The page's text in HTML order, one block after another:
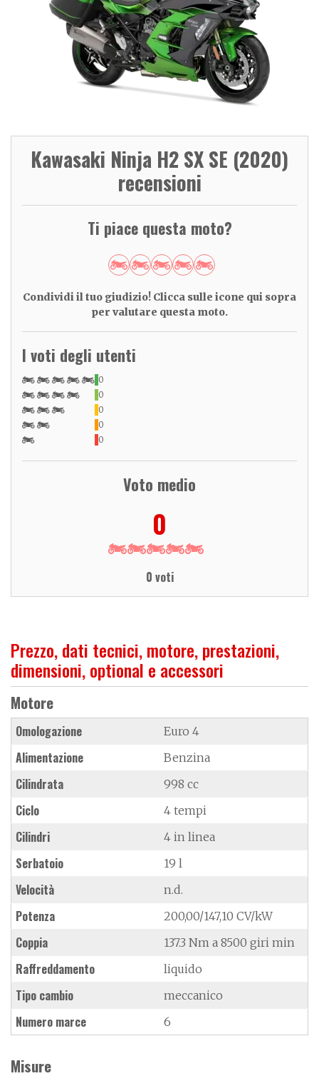
Kawasaki Ninja H2 SX SE (2020)
recensioni
Ti piace questa moto?
Condividi il tuo giudizio! Clicca sulle icone qui sopra
per valutare questa moto.
I voti degli utenti
0
0
0
0
0
Voto medio
0
0 voti
Prezzo, dati tecnici, motore, prestazioni,
dimensioni, optional e accessori
Motore
Omologazione Euro 4
Alimentazione Benzina
Cilindrata 998 cc
Ciclo 4 tempi
Cilindri 4 in linea
Serbatoio 19 l
Velocità n.d.
Potenza 200,00/147,10 CV/kW
Coppia 137.3 Nm a 8500 giri min
Raffreddamento liquido
Tipo cambio meccanico
Numero marce 6
Misure